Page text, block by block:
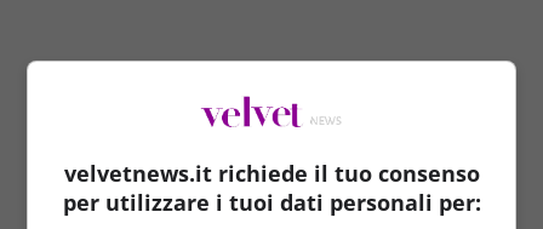
velvetnews.it richiede il tuo consenso
per utilizzare i tuoi dati personali per: